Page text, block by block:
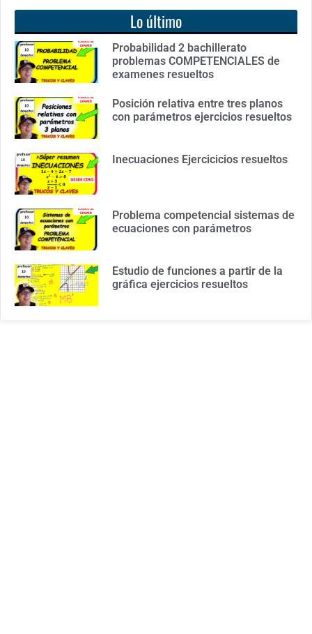
Lo último
Probabilidad 2 bachillerato
problemas COMPETENCIALES de
examenes resueltos
Posición relativa entre tres planos
con parámetros ejercicios resueltos
Inecuaciones Ejercicicios resueltos
Problema competencial sistemas de
ecuaciones con parámetros
Estudio de funciones a partir de la
gráfica ejercicios resueltos